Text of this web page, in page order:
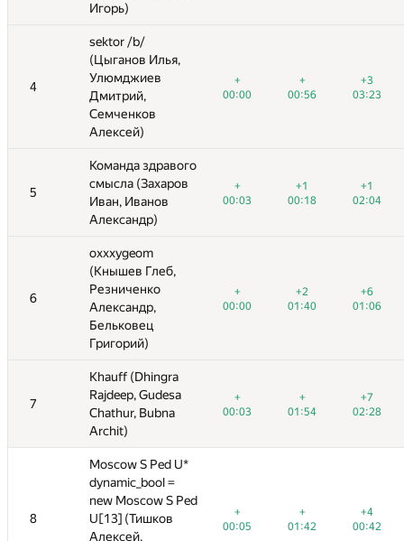
Игорь)
4
sektor /b/
(Цыганов Илья,
Улюмджиев
Дмитрий,
Семченков
Алексей)
+
00:00
+
00:56
+3
03:23
5
Команда здравого
смысла (Захаров
Иван, Иванов
Александр)
+
00:03
+1
00:18
+1
02:04
6
oxxxygeom
(Кнышев Глеб,
Резниченко
Александр,
Бельковец
Григорий)
+
00:00
+2
01:40
+6
01:06
7
Khauff (Dhingra
Rajdeep, Gudesa
Chathur, Bubna
Archit)
+
00:03
+
01:54
+7
02:28
8
Moscow S Ped U*
dynamic_bool =
new Moscow S Ped
U[13] (Тишков
Алексей,
+
00:05
+
01:42
+4
00:42
00:00
+
00:56
+
03:05
—
+1
01:42
00:03
+1
00:18
+1
02:04
+
04:24
+5
04:04
+2
03:12
00:00
+2
01:40
+
03:44
+6
04:29
+
03:10
00:03
+
01:54
+7
02:28
+
02:20
+8
04:24
+5
01:50
00:05
+
01:42
00:42
+
03:55
—
+
01:51
Игорь)
4
sektor /b/
(Цыганов Илья,
Улюмджиев
Дмитрий,
Семченков
Алексей)
+
00:00
+
00:56
+3
03:23
5
Команда здравого
смысла (Захаров
Иван, Иванов
Александр)
+
00:03
+1
00:18
+1
02:04
6
oxxxygeom
(Кнышев Глеб,
Резниченко
Александр,
Бельковец
Григорий)
+
00:00
+2
01:40
+6
01:06
7
Khauff (Dhingra
Rajdeep, Gudesa
Chathur, Bubna
Archit)
+
00:03
+
01:54
+7
02:28
8
Moscow S Ped U*
dynamic_bool =
new Moscow S Ped
U[13] (Тишков
Алексей,
+
00:05
+
01:42
+4
00:42